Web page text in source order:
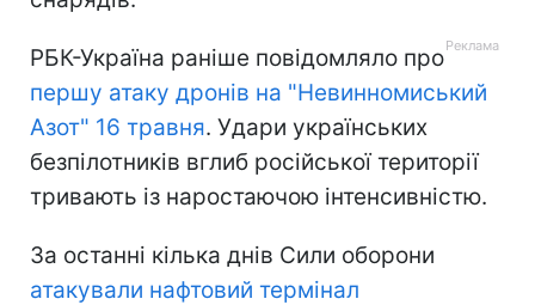
РБК-Україна раніше повідомляло про
першу атаку дронів на "Невинномиський
Азот" 16 травня. Удари українських
безпілотників вглиб російської території
тривають із наростаючою інтенсивністю.
За останні кілька днів Сили оборони
атакували нафтовий термінал